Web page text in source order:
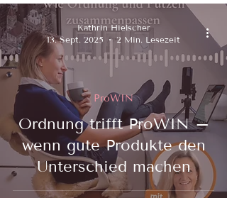
Ordnung trifft ProWIN –
wenn gute Produkte den
Unterschied machen
ProWIN
Kathrin Hielscher
13. Sept. 2025
2 Min. Lesezeit